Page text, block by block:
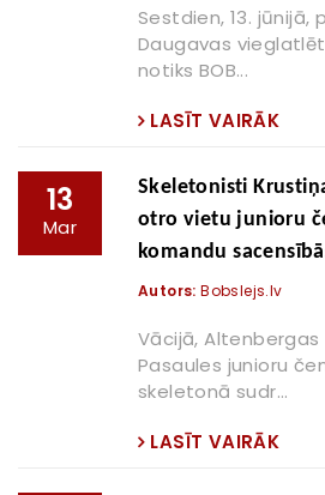
Sestdien, 13. jūnijā,
Daugavas
notiks BOB...
LASĪT VAIRĀK
13
Mar
Skeletonisti
otro vietu junioru
komandu
Autors: Bobslejs.lv
Vācijā,
Pasaules junioru
skeletonā sudr...
LASĪT VAIRĀK